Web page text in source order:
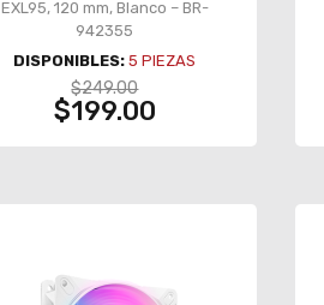
EXL95, 120 mm, Blanco – BR-
942355
DISPONIBLES: 5 PIEZAS
$249.00
$199.00